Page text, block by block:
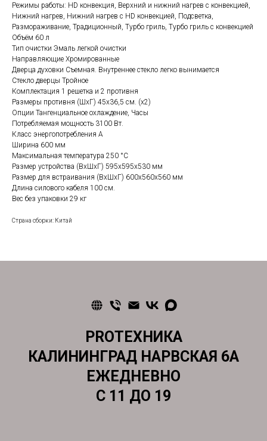
Режимы работы: HD конвекция, Верхний и нижний нагрев с конвекцией,
Нижний нагрев, Нижний нагрев с HD конвекцией, Подсветка,
Размораживание, Традиционный, Турбо гриль, Турбо гриль с конвекцией
Объём 60 л
Тип очистки Эмаль легкой очистки
Направляющие Хромированные
Дверца духовки Съемная. Внутреннее стекло легко вынимается
Стекло дверцы Тройное
Комплектация 1 решетка и 2 противня
Размеры противня (ШхГ) 45х36,5 см. (х2)
Опции Тангенциальное охлаждение, Часы
Потребляемая мощность 3100 Вт.
Класс энергопотребления А
Ширина 600 мм
Максимальная температура 250 °С
Размер устройства (ВхШхГ) 595х595х530 мм
Размер для встраивания (ВхШхГ) 600х560х560 мм
Длина силового кабеля 100 см.
Вес без упаковки 29 кг
Страна сборки: Китай
PROТЕХНИКА
КАЛИНИНГРАД НАРВСКАЯ 6А
ЕЖЕДНЕВНО
С 11 ДО 19